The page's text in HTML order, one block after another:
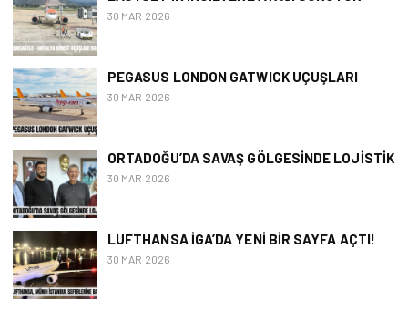
30 MAR 2026
PEGASUS LONDON GATWICK UÇUŞLARI
30 MAR 2026
ORTADOĞU’DA SAVAŞ GÖLGESINDE LOJISTIK
30 MAR 2026
LUFTHANSA İGA’DA YENI BIR SAYFA AÇTI!
30 MAR 2026